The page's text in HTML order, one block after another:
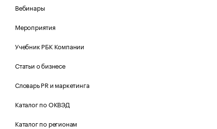
Вебинары
Мероприятия
Учебник РБК Компании
Статьи о бизнесе
Словарь PR и маркетинга
Каталог по ОКВЭД
Каталог по регионам